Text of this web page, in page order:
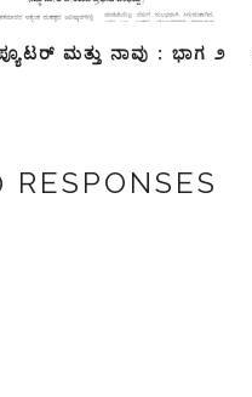
ಮತ್ತು ನಾವು : ಭಾಗ ೨
RESPONSES